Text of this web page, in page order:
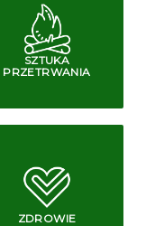
SZTUKA
PRZETRWANIA
ZDROWIE